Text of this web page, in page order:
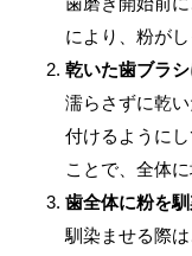
により、粉が
乾いた歯ブラ
濡らさずに乾
付けるように
ことで、全体
歯全体に粉を
馴染ませる際